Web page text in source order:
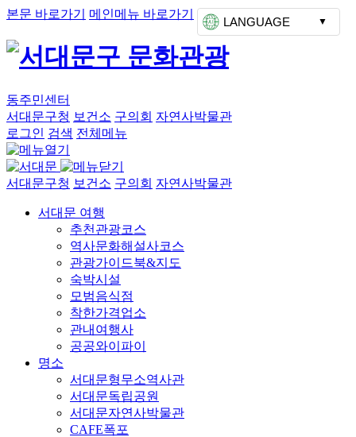
본문 바로가기 메인메뉴 바로가기
LANGUAGE
동주민센터
서대문구청 보건소 구의회 자연사박물관
로그인 검색 전체메뉴
서대문구청 보건소 구의회 자연사박물관
서대문 여행
추천관광코스
역사문화해설사코스
관광가이드북&지도
숙박시설
모범음식점
착한가격업소
관내여행사
공공와이파이
명소
서대문형무소역사관
서대문독립공원
서대문자연사박물관
CAFE폭포